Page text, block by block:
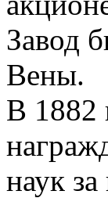
Завод
Вены.
В 1882
наук